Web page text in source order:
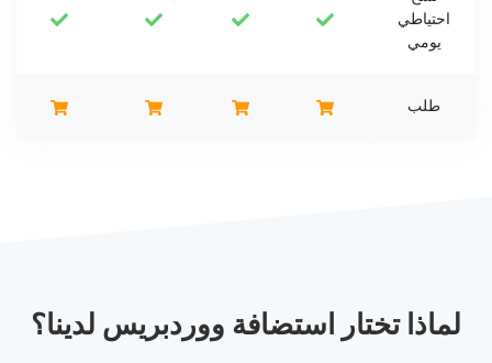
احتياطي
يومي
طلب
لماذا تختار استضافة ووردبريس لدينا؟